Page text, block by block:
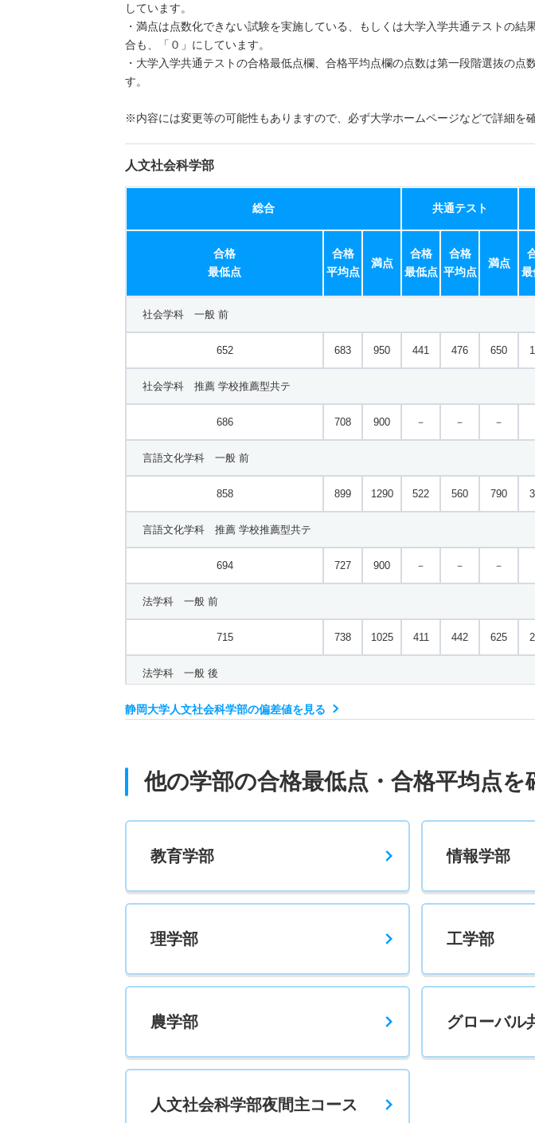
しています。
・満点は点数化できない試験を実施している、もしくは大学入学共通テストの結
合も、「０」にしています。
・大学入学共通テストの合格最低点欄、合格平均点欄の点数は第一段階選抜の点
す。
※内容には変更等の可能性もありますので、必ず大学ホームページなどで詳細を
人文社会科学部
総合 共通テスト
合格
最低点
合格
平均点
満点
合格
最低点
合格
平均点
満点
最
社会学科 一般 前
652 683 950 441 476 650
社会学科 推薦 学校推薦型共テ
686 708 900 － － －
言語文化学科 一般 前
858 899 1290 522 560 790
言語文化学科 推薦 学校推薦型共テ
694 727 900 － － －
法学科 一般 前
715 738 1025 411 442 625
法学科 一般 後
743 782
497 520 650 － － －
1250 662 950
経済学科 推薦 学校推薦型共テ
静岡大学人文社会科学部の偏差値を見る
他の学部の合格最低点・合格平均点を
教育学部 情報学部
理学部 工学部
農学部 グローバル
人文社会科学部夜間主コース